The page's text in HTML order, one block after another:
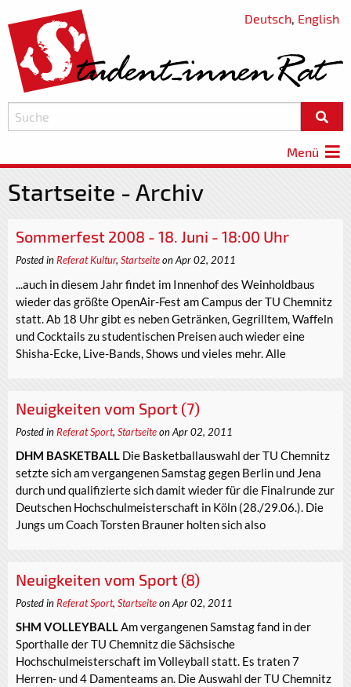
Deutsch, English
Menü
Startseite - Archiv
Sommerfest 2008 - 18. Juni - 18:00 Uhr
Posted inReferat Kultur, Startseiteon Apr 02, 2011
...auch in diesem Jahr findet im Innenhof des Weinholdbaus
wieder das größte OpenAir-Fest am Campus der TU Chemnitz
statt. Ab 18 Uhr gibt es neben Getränken, Gegrilltem, Waffeln
und Cocktails zu studentischen Preisen auch wieder eine
Shisha-Ecke, Live-Bands, Shows und vieles mehr. Alle
Neuigkeiten vom Sport (7)
Posted in Referat Sport, Startseiteon Apr 02, 2011
DHM BASKETBALL Die Basketballauswahl der TU Chemnitz
setzte sich am vergangenen Samstag gegen Berlin und Jena
durch und qualifizierte sich damit wieder für die Finalrunde zur
Deutschen Hochschulmeisterschaft in Köln (28./29.06.). Die
Jungs um Coach Torsten Brauner holten sich also
Neuigkeiten vom Sport (8)
Posted in Referat Sport, Startseiteon Apr 02, 2011
SHM VOLLEYBALLAm vergangenen Samstag fand in der
Sporthalle der TU Chemnitz die Sächsische
Hochschulmeisterschaft im Volleyball statt. Es traten 7
Herren- und 4 Damenteams an. Die Auswahl der TU Chemnitz